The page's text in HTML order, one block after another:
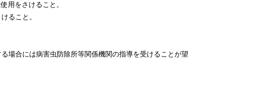
用をさけること。
ること。
場合には病害虫防除所等関係機関の指導を受けることが望